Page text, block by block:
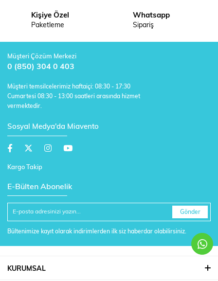
Kişiye Özel
Paketleme
Whatsapp
Sipariş
Müşteri Çözüm Merkezi
0 (850) 304 0 403
Müşteri temsilcelerimiz haftaiçi: 08:30 - 17:30
Cumartesi 08:30 - 13:00 saatleri arasında hizmet
vermektedir.
Sosyal Medya'da Miavento
Kargo Takip
E-Bülten Abonelik
Gönder
Bültenimize kayıt olarak indirimlerden ilk siz haberdar olabilirsiniz.
KURUMSAL